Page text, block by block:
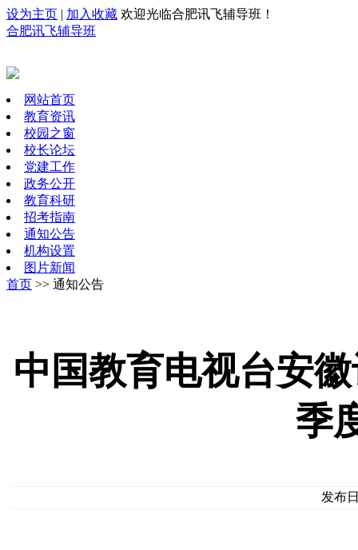
设为主页 | 加入收藏 欢迎光临合肥讯飞辅导班！
合肥讯飞辅导班
网站首页
教育资讯
校园之窗
校长论坛
党建工作
政务公开
教育科研
招考指南
通知公告
机构设置
图片新闻
首页 >> 通知公告
中国教育电视台安
季
发布